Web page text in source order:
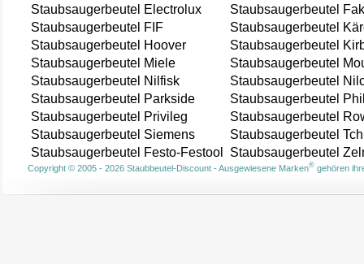
Staubsaugerbeutel Electrolux
Staubsaugerbeutel
Staubsaugerbeutel FIF
Staubsaugerbeutel
Staubsaugerbeutel Hoover
Staubsaugerbeutel
Staubsaugerbeutel Miele
Staubsaugerbeutel
Staubsaugerbeutel Nilfisk
Staubsaugerbeutel
Staubsaugerbeutel Parkside
Staubsaugerbeutel
Staubsaugerbeutel Privileg
Staubsaugerbeutel
Staubsaugerbeutel Siemens
Staubsaugerbeutel
Staubsaugerbeutel Festo-Festool
Staubsaugerbeutel
Copyright © 2005 - 2026 Staubbeutel-Discount - Ausgewiesene Marken®gehören